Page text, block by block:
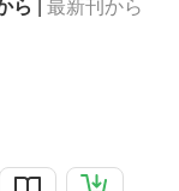
ら 最新刊から